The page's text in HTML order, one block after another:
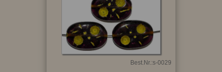
Best.Nr.:s-0029